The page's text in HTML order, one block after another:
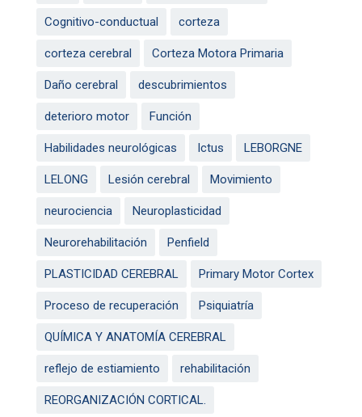
Cognitivo-conductual corteza
corteza cerebral Corteza Motora Primaria
Daño cerebral descubrimientos
deterioro motor Función
Habilidades neurológicas Ictus LEBORGNE
LELONG Lesión cerebral Movimiento
neurociencia Neuroplasticidad
Neurorehabilitación Penfield
PLASTICIDAD CEREBRAL Primary Motor Cortex
Proceso de recuperación Psiquiatría
QUÍMICA Y ANATOMÍA CEREBRAL
reflejo de estiamiento rehabilitación
REORGANIZACIÓN CORTICAL.